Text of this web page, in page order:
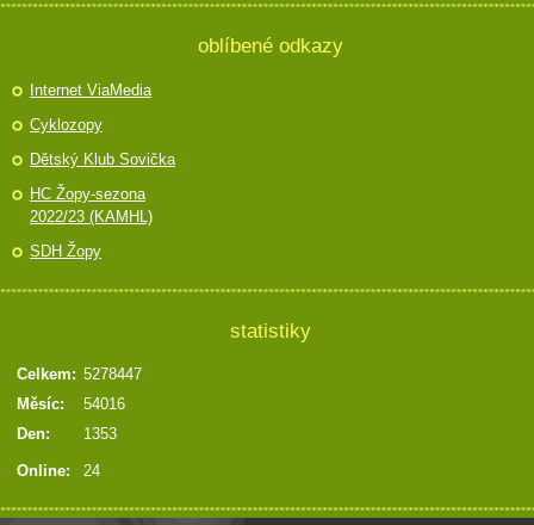
oblíbené odkazy
Internet ViaMedia
Cyklozopy
Dětský Klub Sovička
HC Žopy-sezona
2022/23 (KAMHL)
SDH Žopy
statistiky
Online: 24
Celkem: 5278447
Měsíc:
54016
Den:
1353